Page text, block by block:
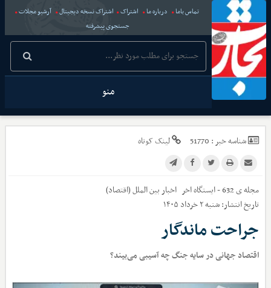
تماس باما درباره ما اشتراک اشتراک نسخه دیجیتال
آرشیو مجلات
جستجوی پیشرفته
منو
شناسه خبر : 51770 لینک کوتاه
مجله ی 632 - ایستگاه اخر اخباربین الملل (اقتصاد)
تاریخ انتشار:شنبه ۲ خرداد ۱۴۰۵
جراحت ماندگار
اقتصاد جهانی در سایه جنگ چه آسیبی می‌بیند؟